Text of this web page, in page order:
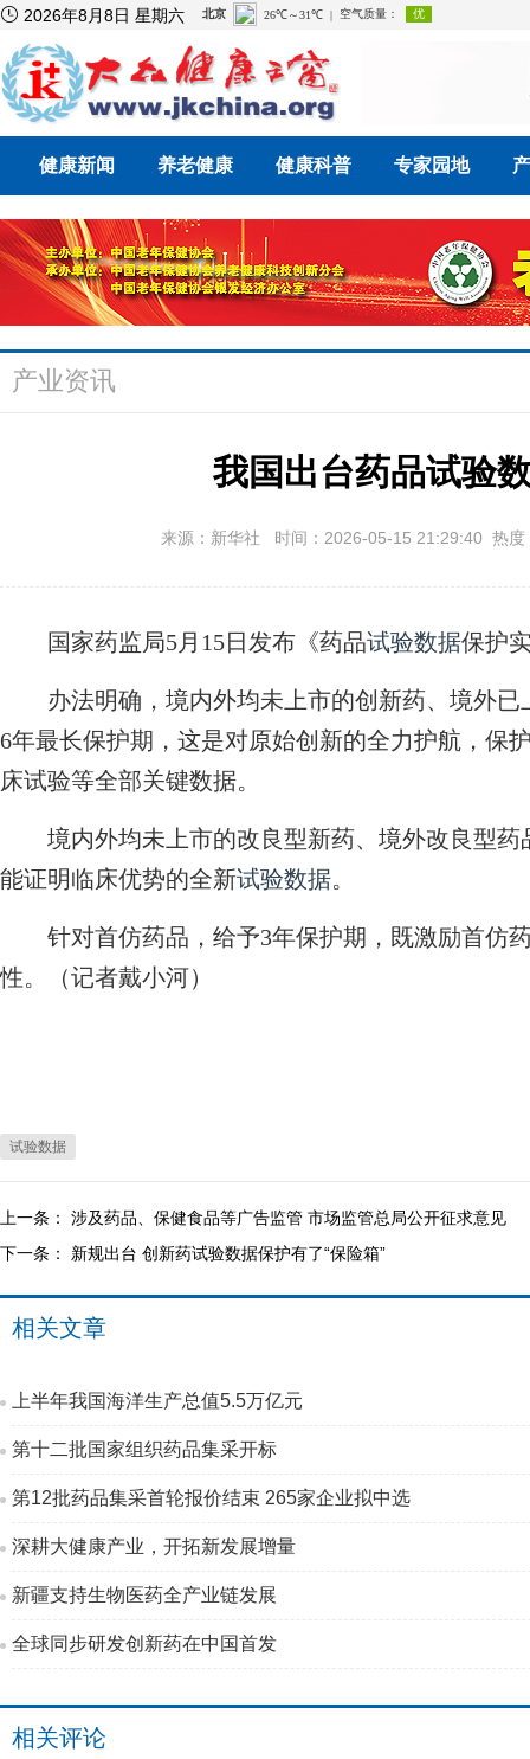
 2026年8月8日 星期六
健康新闻 养老健康 健康科普 专家园地
产业资讯
我国出台药品试验
来源：新华社 时间：2026-05-15 21:29:40 热
国家药监局5月15日发布《药品试验数据保护
办法明确，境内外均未上市的创新药、境外已
6年最长保护期，这是对原始创新的全力护航，保
床试验等全部关键数据。
境内外均未上市的改良型新药、境外改良型药
能证明临床优势的全新试验数据。
针对首仿药品，给予3年保护期，既激励首仿
性。（记者戴小河）
试验数据
上一条： 涉及药品、保健食品等广告监管 市场监管总局公开征求意见
下一条： 新规出台 创新药试验数据保护有了“保险箱”
相关文章
上半年我国海洋生产总值5.5万亿元
第十二批国家组织药品集采开标
第12批药品集采首轮报价结束 265家企业拟中选
深耕大健康产业，开拓新发展增量
新疆支持生物医药全产业链发展
全球同步研发创新药在中国首发
相关评论